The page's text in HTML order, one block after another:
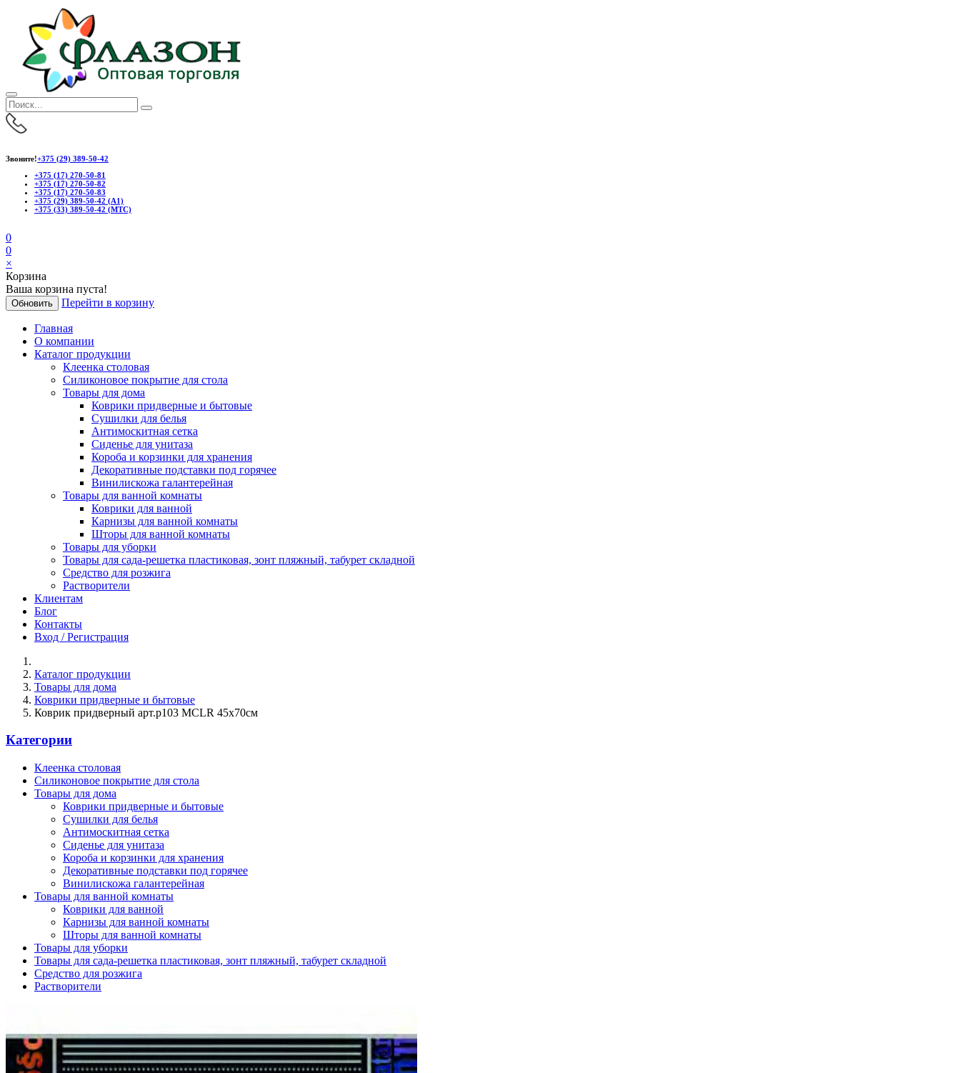
Звоните!+375 (29) 389-50-42
+375 (17) 270-50-81
+375 (17) 270-50-82
+375 (17) 270-50-83
+375 (29) 389-50-42 (А1)
+375 (33) 389-50-42 (МТС)
0
0
×
Корзина
Ваша корзина пуста!
Обновить Перейти в корзину
Главная
О компании
Каталог продукции
Клеенка столовая
Силиконовое покрытие для стола
Товары для дома
Коврики придверные и бытовые
Сушилки для белья
Антимоскитная сетка
Сиденье для унитаза
Короба и корзинки для хранения
Декоративные подставки под горячее
Винилискожа галантерейная
Товары для ванной комнаты
Коврики для ванной
Карнизы для ванной комнаты
Шторы для ванной комнаты
Товары для уборки
Товары для сада-решетка пластиковая, зонт пляжный, табурет складной
Средство для розжига
Растворители
Клиентам
Блог
Контакты
Вход / Регистрация
Каталог продукции
Товары для дома
Коврики придверные и бытовые
Коврик придверный арт.р103 MCLR 45х70см
Категории
Клеенка столовая
Силиконовое покрытие для стола
Товары для дома
Коврики придверные и бытовые
Сушилки для белья
Антимоскитная сетка
Сиденье для унитаза
Короба и корзинки для хранения
Декоративные подставки под горячее
Винилискожа галантерейная
Товары для ванной комнаты
Коврики для ванной
Карнизы для ванной комнаты
Шторы для ванной комнаты
Товары для уборки
Товары для сада-решетка пластиковая, зонт пляжный, табурет складной
Средство для розжига
Растворители